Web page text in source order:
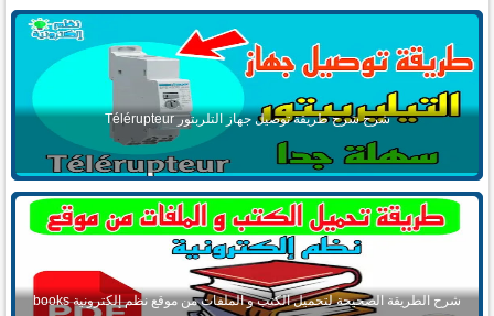
شرح شرح طريقة توصيل جهاز التلربتور Télérupteur
شرح الطريقة الصحيحة لتحميل الكتب و الملفات من موقع نظم إلكترونية books